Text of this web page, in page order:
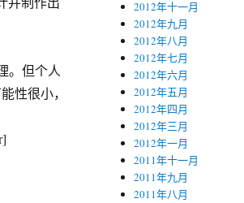
。但个人
性很小，
2012年十一月
2012年九月
2012年八月
2012年七月
2012年六月
2012年五月
2012年四月
2012年三月
2012年一月
2011年十一月
2011年九月
2011年八月